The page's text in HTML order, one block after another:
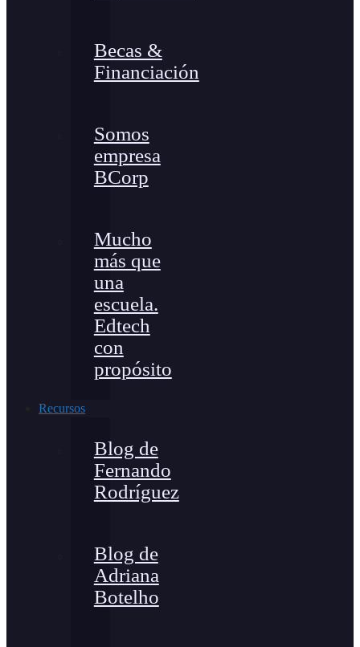
Becas &
Financiación
Somos
empresa
BCorp
Mucho
más que
una
escuela.
Edtech
con
propósito
Recursos
Blog de
Fernando
Rodríguez
Blog de
Adriana
Botelho